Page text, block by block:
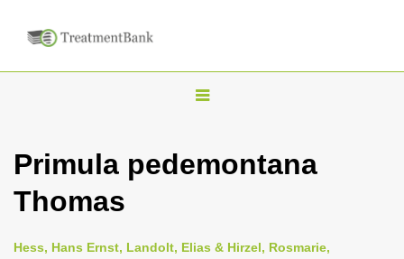
T
g
n
Primula pedemontana
Thomas
Hess, Hans Ernst, Landolt, Elias & Hirzel, Rosmarie,